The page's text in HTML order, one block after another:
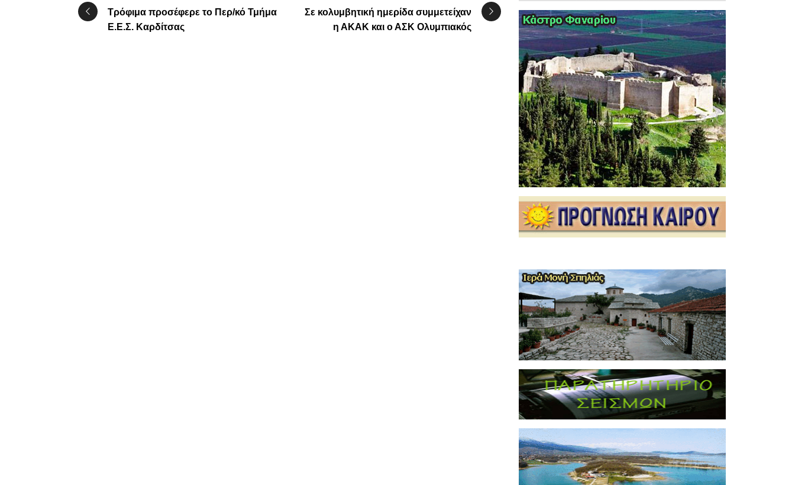
Τρόφιμα προσέφερε το Περ/κό Τμήμα
Ε.Ε.Σ. Καρδίτσας
Σε κολυμβητική ημερίδα συμμετείχαν
η ΑΚΑΚ και ο ΑΣΚ Ολυμπιακός